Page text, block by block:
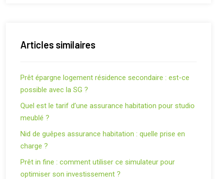
Articles similaires
Prêt épargne logement résidence secondaire : est-ce
possible avec la SG ?
Quel est le tarif d’une assurance habitation pour studio
meublé ?
Nid de guêpes assurance habitation : quelle prise en
charge ?
Prêt in fine : comment utiliser ce simulateur pour
optimiser son investissement ?